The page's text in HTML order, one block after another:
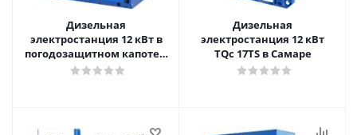
Дизельная
электростанция 12 кВт в
погодозащитном капоте с
двигателем Mitsubishi с
Дизельная
электростанция 12 кВт
TQc 17TS в Самаре